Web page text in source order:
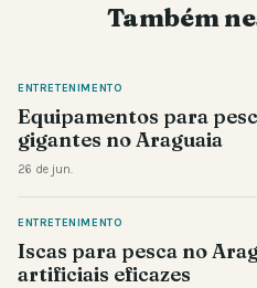
Também
ENTRETENIMENTO
Equipamentos para
gigantes no Araguaia
26 de jun.
ENTRETENIMENTO
Iscas para pesca no
artificiais eficazes